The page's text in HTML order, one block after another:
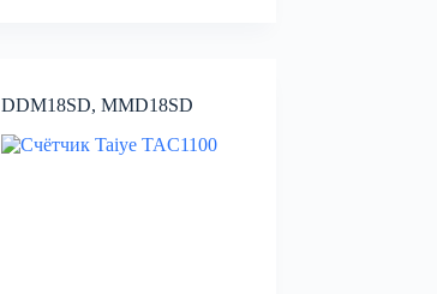
DDM18SD, MMD18SD